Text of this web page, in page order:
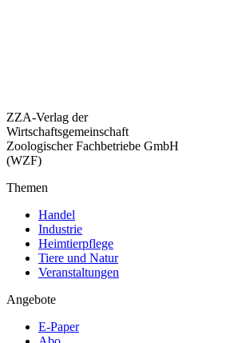
ZZA-Verlag der
Wirtschaftsgemeinschaft
Zoologischer Fachbetriebe GmbH
(WZF)
Themen
Handel
Industrie
Heimtierpflege
Tiere und Natur
Veranstaltungen
Angebote
E-Paper